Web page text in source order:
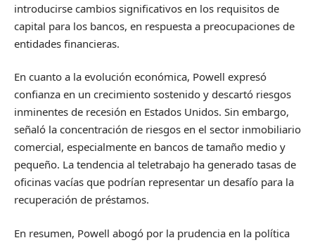
introducirse cambios significativos en los requisitos de
capital para los bancos, en respuesta a preocupaciones de
entidades financieras.
En cuanto a la evolución económica, Powell expresó
confianza en un crecimiento sostenido y descartó riesgos
inminentes de recesión en Estados Unidos. Sin embargo,
señaló la concentración de riesgos en el sector inmobiliario
comercial, especialmente en bancos de tamaño medio y
pequeño. La tendencia al teletrabajo ha generado tasas de
oficinas vacías que podrían representar un desafío para la
recuperación de préstamos.
En resumen, Powell abogó por la prudencia en la política